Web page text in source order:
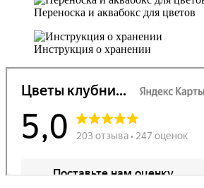
Переноска и аквабокс для цветов
Инструкция о хранении